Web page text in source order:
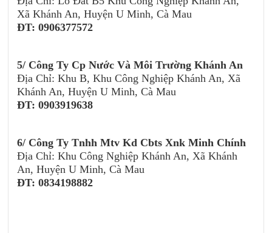
Xã Khánh An, Huyện U Minh, Cà Mau
ĐT: 0906377572
5/ Công Ty Cp Nước Và Môi Trường Khánh An
Địa Chỉ: Khu B, Khu Công Nghiệp Khánh An, Xã
Khánh An, Huyện U Minh, Cà Mau
ĐT: 0903919638
6/ Công Ty Tnhh Mtv Kd Cbts Xnk Minh Chính
Địa Chỉ: Khu Công Nghiệp Khánh An, Xã Khánh
An, Huyện U Minh, Cà Mau
ĐT: 0834198882